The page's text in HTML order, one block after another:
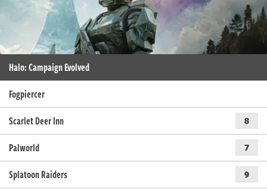
Halo: Campaign Evolved
Fogpiercer
Scarlet Deer Inn
8
Palworld 7
Splatoon Raiders 9